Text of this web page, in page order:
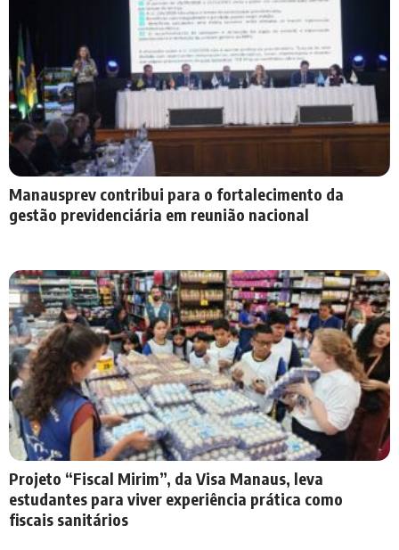
Manausprev contribui para o fortalecimento da
gestão previdenciária em reunião nacional
Projeto “Fiscal Mirim”, da Visa Manaus, leva
estudantes para viver experiência prática como
fiscais sanitários